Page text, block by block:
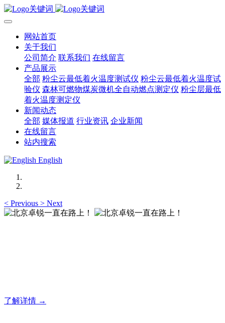
网站首页
关于我们
公司简介 联系我们 在线留言
产品展示
全部 粉尘云最低着火温度测试仪 粉尘云最低着火温度试
验仪 森林可燃物煤炭微机全自动燃点测定仪 粉尘层最低
着火温度测定仪
新闻动态
全部 媒体报道 行业资讯 企业新闻
在线留言
站内搜索
English
< Previous > Next
了解详情 →